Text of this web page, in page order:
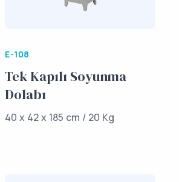
E-108
Tek Kapılı Soyunma
Dolabı
40 x 42 x 185 cm / 20 Kg